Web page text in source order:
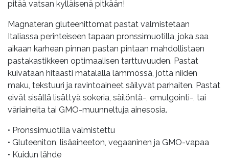
pitää vatsan kylläisenä pitkään!
Magnateran gluteenittomat pastat valmistetaan
Italiassa perinteiseen tapaan pronssimuotilla, joka saa
aikaan karhean pinnan pastan pintaan mahdollistaen
pastakastikkeen optimaalisen tarttuvuuden. Pastat
kuivataan hitaasti matalalla lämmössä, jotta niiden
maku, tekstuuri ja ravintoaineet säilyvät parhaiten. Pastat
eivät sisällä lisättyä sokeria, säilöntä-, emulgointi-, tai
väriaineita tai GMO-muunneltuja ainesosia.
• Pronssimuotilla valmistettu
• Gluteeniton, lisäaineeton, vegaaninen ja GMO-vapaa
• Kuidun lähde